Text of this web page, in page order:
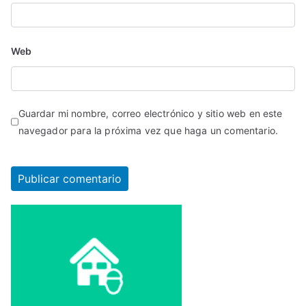
Web
Guardar mi nombre, correo electrónico y sitio web en este
navegador para la próxima vez que haga un comentario.